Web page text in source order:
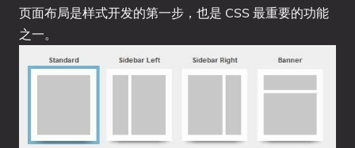
页面布局是样式开发的第一步，也是 CSS 最重要的功能
之一。